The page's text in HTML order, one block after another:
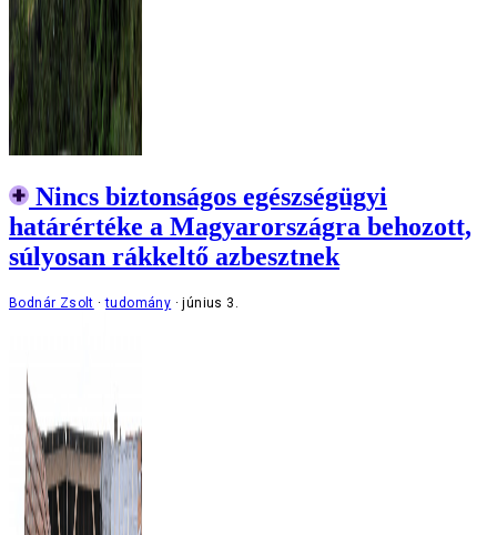
Nincs biztonságos egészségügyi
határértéke a Magyarországra behozott,
súlyosan rákkeltő azbesztnek
Bodnár Zsolt tudomány június 3.